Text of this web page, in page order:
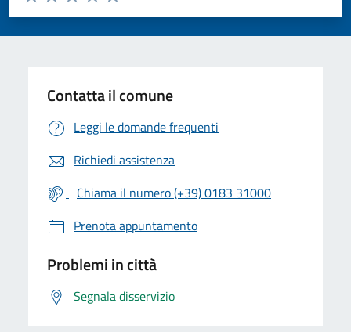
Valuta 5 stelle su 5
Valuta 4 stelle su 5
Valuta 3 stelle su 5
Valuta 2 stelle su 5
Valuta 1 stelle su 5
Contatta il comune
Leggi le domande frequenti
Richiedi assistenza
Chiama il numero (+39) 0183 31000
Prenota appuntamento
Problemi in città
Segnala disservizio